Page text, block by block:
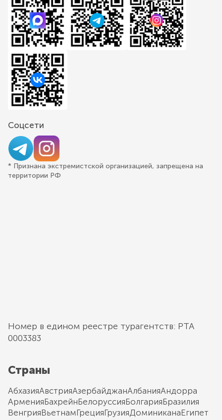
Соцсети
* Признана экстремистской организацией, запрещена на
территории РФ
Номер в едином реестре турагентств: РТА
0003383
Страны
АбхазияАвстрияАзербайджанАлбанияАндорра
АрменияБахрейнБелоруссияБолгарияБразилия
ВенгрияВьетнамГрецияГрузияДоминиканаЕгипет